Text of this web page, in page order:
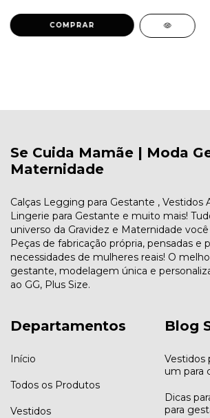
COMPRAR
Se Cuida Mamãe | Moda
Maternidade
Calças Legging para Gestante , Vestidos
Lingerie para Gestante e muito mais!
universo da Gravidez e Maternidade
Peças de fabricação própria, pensadas e
necessidades de mulheres reais! O
gestante, modelagem única e
ao GG, Plus Size.
Departamentos
Início
Todos os Produtos
Vestidos
Blog
Vestidos
um para
Dicas
para